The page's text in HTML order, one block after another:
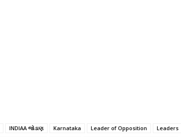
INDIAA જોડાણ Karnataka Leader of Opposition
Leaders